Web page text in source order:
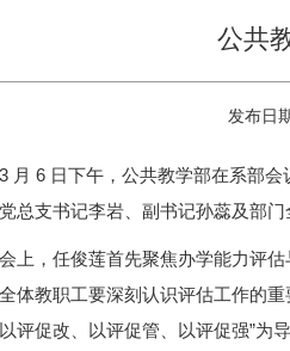
公共
发布日
3 月 6 日下午，公共教学部在系部
总支书记李岩、副书记孙蕊及部
会上，任俊莲首先聚焦办学能力评
体教职工要深刻认识评估工作的
评促改、以评促管、以评促强”为